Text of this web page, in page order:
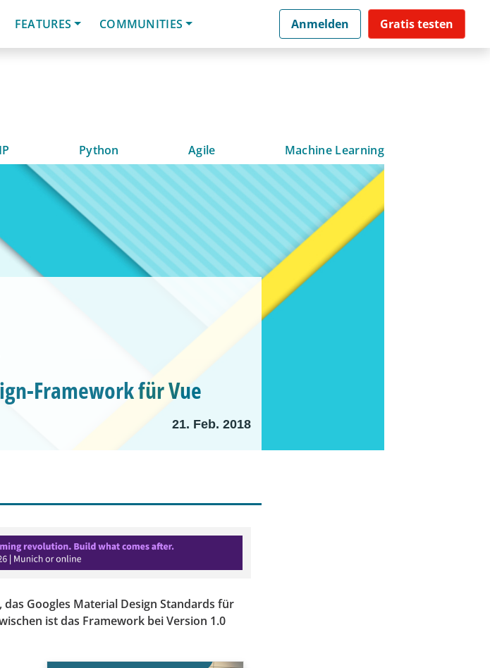
FEATURES COMMUNITIES Anmelden Gratis testen
Python Agile Machine Learning
Framework für Vue
21. Feb. 2018
Googles Material Design Standards für
ist das Framework bei Version 1.0